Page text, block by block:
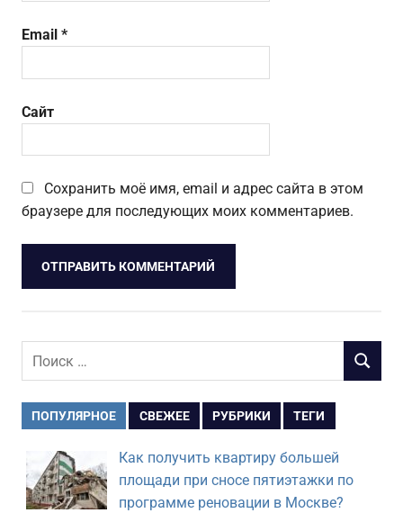
Email *
Сайт
Сохранить моё имя, email и адрес сайта в этом
браузере для последующих моих комментариев.
Поиск
ПОИСК
ПОПУЛЯРНОЕ СВЕЖЕЕ РУБРИКИ ТЕГИ
Как получить квартиру большей
площади при сносе пятиэтажки по
программе реновации в Москве?